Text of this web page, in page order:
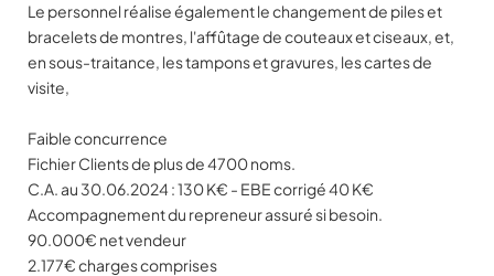
Le personnel réalise également le changement de piles et
bracelets de montres, l'affûtage de couteaux et ciseaux, et,
en sous-traitance, les tampons et gravures, les cartes de
visite,
Faible concurrence
Fichier Clients de plus de 4700 noms.
C.A. au 30.06.2024 : 130 K€ - EBE corrigé 40 K€
Accompagnement du repreneur assuré si besoin.
90.000€ net vendeur
2.177€ charges comprises